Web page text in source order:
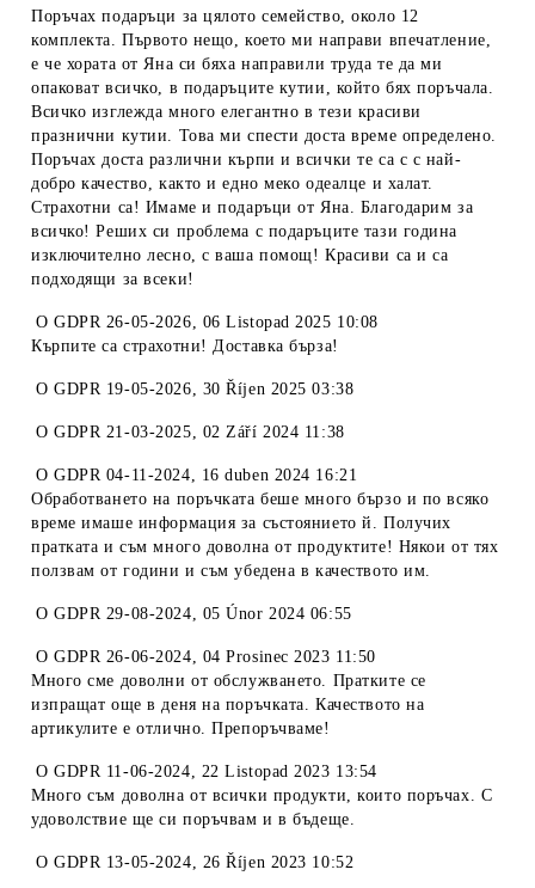
Поръчах подаръци за цялото семейство, около 12
комплекта. Първото нещо, което ми направи впечатление,
е че хората от Яна си бяха направили труда те да ми
опаковат всичко, в подаръците кутии, който бях поръчала.
Всичко изглежда много елегантно в тези красиви
празнични кутии. Това ми спести доста време определено.
Поръчах доста различни кърпи и всички те са с с най-
добро качество, както и едно меко одеалце и халат.
Страхотни са! Имаме и подаръци от Яна. Благодарим за
всичко! Реших си проблема с подаръците тази година
изключително лесно, с ваша помощ! Красиви са и са
подходящи за всеки!
OGDPR 26-05-2026, 06 Listopad 2025 10:08
Кърпите са страхотни! Доставка бърза!
OGDPR 19-05-2026, 30 Říjen 2025 03:38
OGDPR 21-03-2025, 02 Září 2024 11:38
OGDPR 04-11-2024, 16 duben 2024 16:21
Обработването на поръчката беше много бързо и по всяко
време имаше информация за състоянието й. Получих
пратката и съм много доволна от продуктите! Някои от тях
ползвам от години и съм убедена в качеството им.
OGDPR 29-08-2024, 05 Únor 2024 06:55
OGDPR 26-06-2024, 04 Prosinec 2023 11:50
Много сме доволни от обслужването. Пратките се
изпращат още в деня на поръчката. Качеството на
артикулите е отлично. Препоръчваме!
OGDPR 11-06-2024, 22 Listopad 2023 13:54
Много съм доволна от всички продукти, които поръчах. С
удоволствие ще си поръчвам и в бъдеще.
OGDPR 13-05-2024, 26 Říjen 2023 10:52